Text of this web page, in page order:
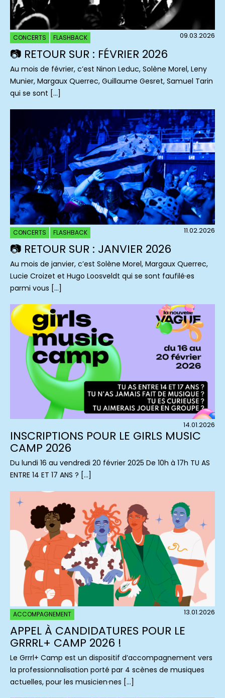
CONCERTS FLASHBACK 09.03.2026
📷 RETOUR SUR : FÉVRIER 2026
Au mois de février, c’est Ninon Leduc, Solène Morel, Leny
Munier, Margaux Querrec, Guillaume Gesret, Samuel Tarin
qui se sont […]
CONCERTS FLASHBACK 11.02.2026
📷 RETOUR SUR : JANVIER 2026
Au mois de janvier, c’est Solène Morel, Margaux Querrec,
Lucie Croizet et Hugo Loosveldt qui se sont faufilé·es
parmi vous […]
14.01.2026
INSCRIPTIONS POUR LE GIRLS MUSIC
CAMP 2026
Du lundi 16 au vendredi 20 février 2025 De 10h à 17h TU AS
ENTRE 14 ET 17 ANS ? […]
ACCOMPAGNEMENT 13.01.2026
APPEL À CANDIDATURES POUR LE
GRRRL+ CAMP 2026 !
Le Grrrl+ Camp est un dispositif d’accompagnement vers
la professionnalisation porté par 4 scènes de musiques
actuelles, pour les musicien·nes […]